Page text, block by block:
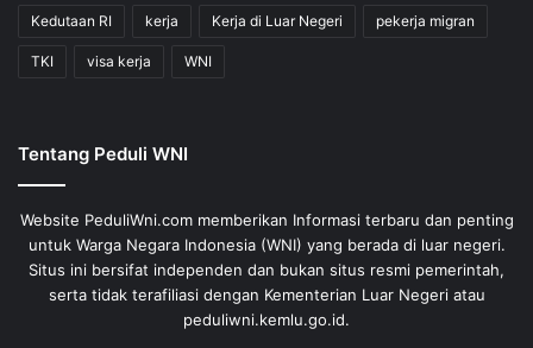
Kedutaan RI kerja Kerja di Luar Negeri pekerja migran
TKI visa kerja WNI
Tentang Peduli WNI
Website PeduliWni.com memberikan Informasi terbaru dan penting
untuk Warga Negara Indonesia (WNI) yang berada di luar negeri.
Situs ini bersifat independen dan bukan situs resmi pemerintah,
serta tidak terafiliasi dengan Kementerian Luar Negeri atau
peduliwni.kemlu.go.id.